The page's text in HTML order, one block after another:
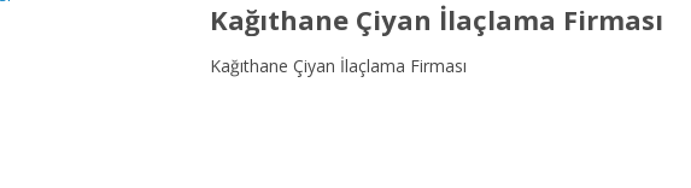
Kağıthane Çiyan İlaçlama Firması
Kağıthane Çiyan İlaçlama Firması